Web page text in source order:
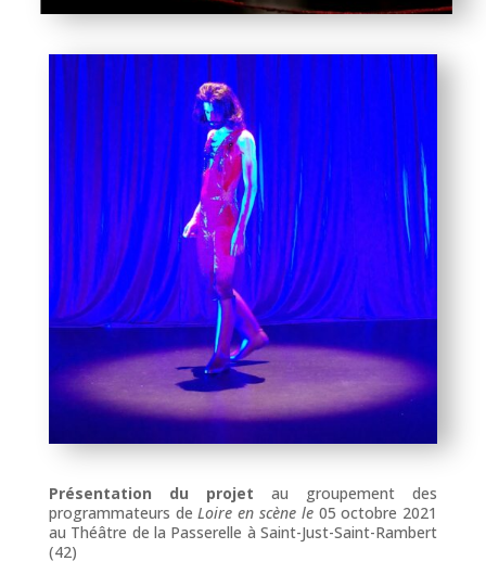
Présentation du projet au groupement des
programmateurs deLoire en scène le 05 octobre 2021
au Théâtre de la Passerelle à Saint-Just-Saint-Rambert
(42)